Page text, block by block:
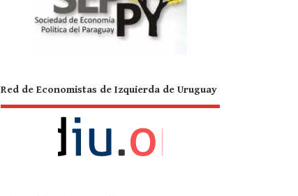
Red de Economistas de Izquierda de Uruguay